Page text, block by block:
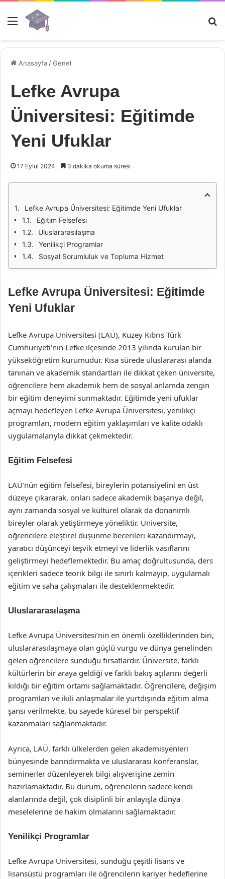
Menü
Anasayfa /Genel
Lefke Avrupa
Üniversitesi: Eğitimde
Yeni Ufuklar
17 Eylül 2024 3 dakika okuma süresi
Lefke Avrupa Üniversitesi: Eğitimde Yeni Ufuklar
Eğitim Felsefesi
Uluslararasılaşma
Yenilikçi Programlar
Sosyal Sorumluluk ve Topluma Hizmet
Lefke Avrupa Üniversitesi: Eğitimde
Yeni Ufuklar
Lefke Avrupa Üniversitesi (LAÜ), Kuzey Kıbrıs Türk
Cumhuriyeti’nin Lefke ilçesinde 2013 yılında kurulan bir
yükseköğretim kurumudur. Kısa sürede uluslararası alanda
tanınan ve akademik standartları ile dikkat çeken üniversite,
öğrencilere hem akademik hem de sosyal anlamda zengin
bir eğitim deneyimi sunmaktadır. Eğitimde yeni ufuklar
açmayı hedefleyen Lefke Avrupa Üniversitesi, yenilikçi
programları, modern eğitim yaklaşımları ve kalite odaklı
uygulamalarıyla dikkat çekmektedir.
Eğitim Felsefesi
LAÜ’nün eğitim felsefesi, bireylerin potansiyelini en üst
düzeye çıkararak, onları sadece akademik başarıya değil,
aynı zamanda sosyal ve kültürel olarak da donanımlı
bireyler olarak yetiştirmeye yöneliktir. Üniversite,
öğrencilere eleştirel düşünme becerileri kazandırmayı,
yaratıcı düşünceyi teşvik etmeyi ve liderlik vasıflarını
geliştirmeyi hedeflemektedir. Bu amaç doğrultusunda, ders
içerikleri sadece teorik bilgi ile sınırlı kalmayıp, uygulamalı
eğitim ve saha çalışmaları ile desteklenmektedir.
Uluslararasılaşma
Lefke Avrupa Üniversitesi’nin en önemli özelliklerinden biri,
uluslararasılaşmaya olan güçlü vurgu ve dünya genelinden
gelen öğrencilere sunduğu fırsatlardır. Üniversite, farklı
kültürlerin bir araya geldiği ve farklı bakış açılarını değerli
kıldığı bir eğitim ortamı sağlamaktadır. Öğrencilere, değişim
programları ve ikili anlaşmalar ile yurtdışında eğitim alma
şansı verilmekte, bu sayede küresel bir perspektif
kazanmaları sağlanmaktadır.
Ayrıca, LAÜ, farklı ülkelerden gelen akademisyenleri
bünyesinde barındırmakta ve uluslararası konferanslar,
seminerler düzenleyerek bilgi alışverişine zemin
hazırlamaktadır. Bu durum, öğrencilerin sadece kendi
alanlarında değil, çok disiplinli bir anlayışla dünya
meselelerine de hakim olmalarını sağlamaktadır.
Yenilikçi Programlar
Lefke Avrupa Üniversitesi, sunduğu çeşitli lisans ve
lisansüstü programları ile öğrencilerin kariyer hedeflerine